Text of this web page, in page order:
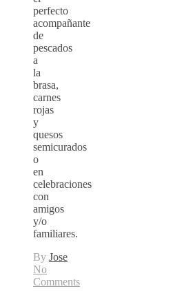
perfecto
acompañante
de
pescados
a
la
brasa,
carnes
rojas
y
quesos
semicurados
o
en
celebraciones
con
amigos
y/o
familiares.
By Jose
No
Comments